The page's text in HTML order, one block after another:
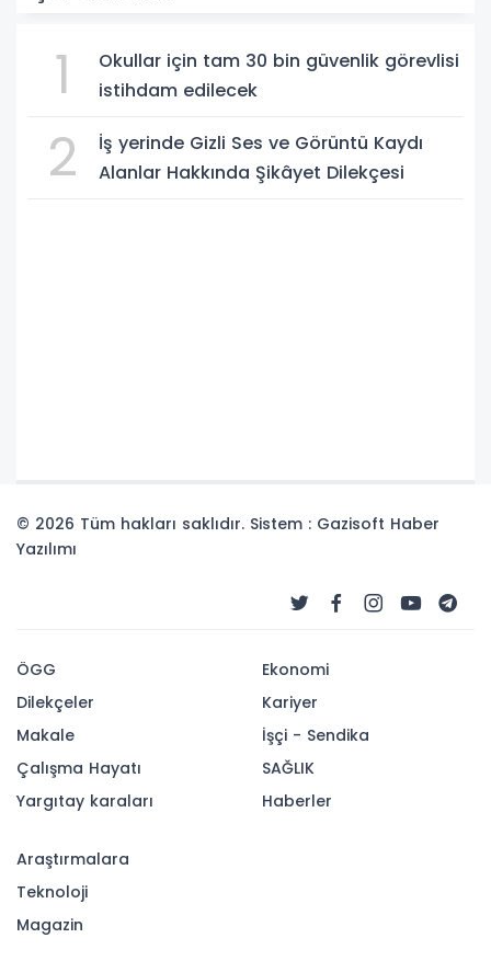
1
Okullar için tam 30 bin güvenlik görevlisi
istihdam edilecek
2
İş yerinde Gizli Ses ve Görüntü Kaydı
Alanlar Hakkında Şikâyet Dilekçesi
© 2026 Tüm hakları saklıdır. Sistem : Gazisoft Haber
Yazılımı
ÖGG
Dilekçeler
Makale
Çalışma Hayatı
Yargıtay karaları
Ekonomi
Kariyer
İşçi - Sendika
SAĞLIK
Haberler
Araştırmalara
Teknoloji
Magazin